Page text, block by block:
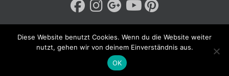
Social media & sharing icons powered byUltimatelySocial
Diese Website benutzt Cookies. Wenn du die Website weiter
nutzt, gehen wir von deinem Einverständnis aus.
OK